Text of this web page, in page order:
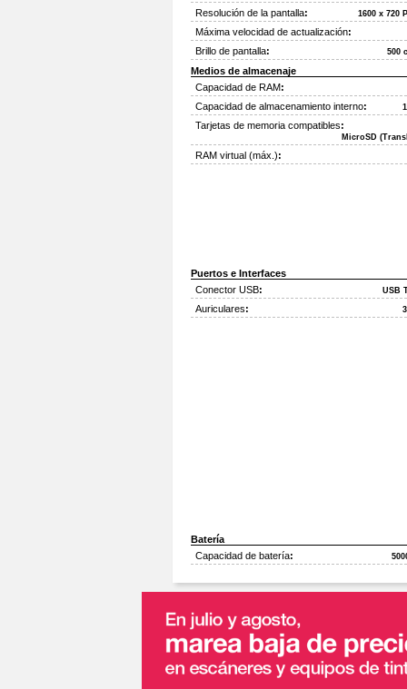
Resolución de la pantalla: 1600 x 720
Máxima velocidad de actualización:
Brillo de pantalla: 500
Medios de almacenaje
Capacidad de RAM:
Capacidad de almacenamiento interno:
Tarjetas de memoria compatibles:
MicroSD
RAM virtual (máx.):
Puertos e Interfaces
Conector USB: USB
Auriculares:
Batería
Capacidad de batería: